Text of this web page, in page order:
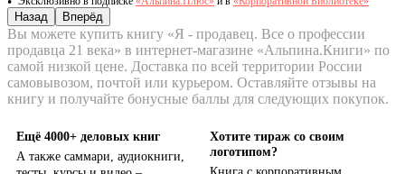
Назад Вперёд
Вы можете купить книгу «Я - продавец. Все о профессии
продавца 21 века» в интернет-магазине «Альпина.Книги» по
самой низкой цене. Доставка по всей территории России
самовывозом, почтой или курьером. Оставляйте отзывы на
книгу и получайте бонусные баллы для следующих покупок.
Ещё 4000+ деловых книг
А также саммари, аудиокниги,
Хотите тираж со своим
логотипом?